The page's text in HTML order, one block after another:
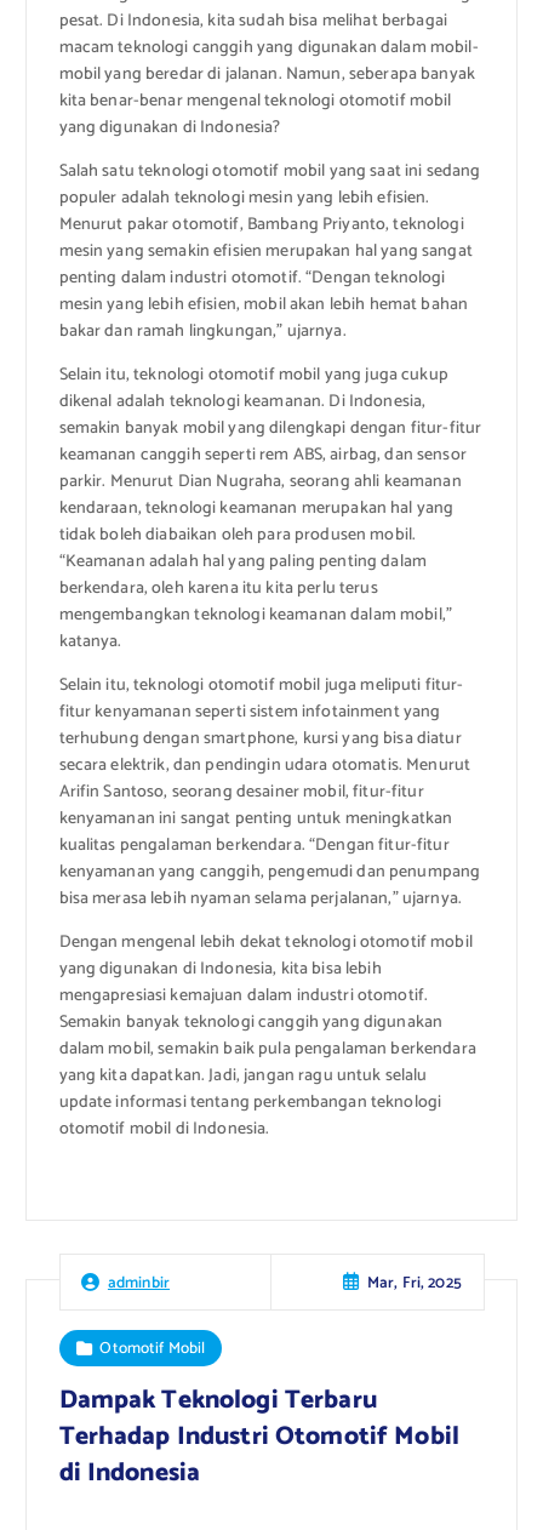
pesat. Di Indonesia, kita sudah bisa melihat berbagai
macam teknologi canggih yang digunakan dalam mobil-
mobil yang beredar di jalanan. Namun, seberapa banyak
kita benar-benar mengenal teknologi otomotif mobil
yang digunakan di Indonesia?
Salah satu teknologi otomotif mobil yang saat ini sedang
populer adalah teknologi mesin yang lebih efisien.
Menurut pakar otomotif, Bambang Priyanto, teknologi
mesin yang semakin efisien merupakan hal yang sangat
penting dalam industri otomotif. “Dengan teknologi
mesin yang lebih efisien, mobil akan lebih hemat bahan
bakar dan ramah lingkungan,” ujarnya.
Selain itu, teknologi otomotif mobil yang juga cukup
dikenal adalah teknologi keamanan. Di Indonesia,
semakin banyak mobil yang dilengkapi dengan fitur-fitur
keamanan canggih seperti rem ABS, airbag, dan sensor
parkir. Menurut Dian Nugraha, seorang ahli keamanan
kendaraan, teknologi keamanan merupakan hal yang
tidak boleh diabaikan oleh para produsen mobil.
“Keamanan adalah hal yang paling penting dalam
berkendara, oleh karena itu kita perlu terus
mengembangkan teknologi keamanan dalam mobil,”
katanya.
Selain itu, teknologi otomotif mobil juga meliputi fitur-
fitur kenyamanan seperti sistem infotainment yang
terhubung dengan smartphone, kursi yang bisa diatur
secara elektrik, dan pendingin udara otomatis. Menurut
Arifin Santoso, seorang desainer mobil, fitur-fitur
kenyamanan ini sangat penting untuk meningkatkan
kualitas pengalaman berkendara. “Dengan fitur-fitur
kenyamanan yang canggih, pengemudi dan penumpang
bisa merasa lebih nyaman selama perjalanan,” ujarnya.
Dengan mengenal lebih dekat teknologi otomotif mobil
yang digunakan di Indonesia, kita bisa lebih
mengapresiasi kemajuan dalam industri otomotif.
Semakin banyak teknologi canggih yang digunakan
dalam mobil, semakin baik pula pengalaman berkendara
yang kita dapatkan. Jadi, jangan ragu untuk selalu
update informasi tentang perkembangan teknologi
otomotif mobil di Indonesia.
adminbir Mar, Fri, 2025
Otomotif Mobil
Dampak Teknologi Terbaru
Terhadap Industri Otomotif Mobil
di Indonesia